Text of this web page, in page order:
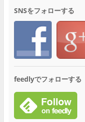
SNSをフォローする
feedlyでフォローする